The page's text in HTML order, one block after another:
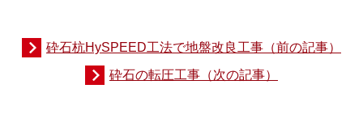
砕石杭HySPEED工法で地盤改良工事（前の記事）
砕石の転圧工事（次の記事）